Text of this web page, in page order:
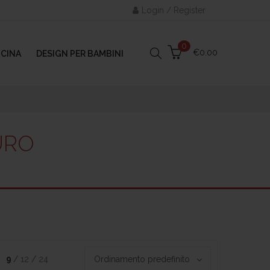
Login / Register
DESIGN PER BAMBINI
0
€0.00
9 12 24 Ordinamento predefinito